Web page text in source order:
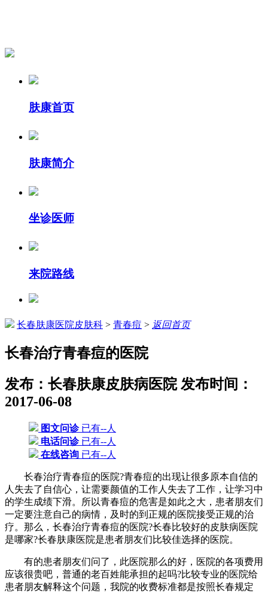
肤康首页
肤康简介
坐诊医师
来院路线
长春肤康医院皮肤科 > 青春痘 > 返回首页
长春治疗青春痘的医院
发布：长春肤康皮肤病医院发布时间：
2017-06-08
图文问诊已有--人
电话问诊已有--人
在线咨询 已有--人
长春治疗青春痘的医院?青春痘的出现让很多原本自信的
人失去了自信心，让需要颜值的工作人失去了工作，让学习中
的学生成绩下滑。所以青春痘的危害是如此之大，患者朋友们
一定要注意自己的病情，及时的到正规的医院接受正规的治
疗。那么，长春治疗青春痘的医院?长春比较好的皮肤病医院
是哪家?长春肤康医院是患者朋友们比较佳选择的医院。
有的患者朋友们问了，此医院那么的好，医院的各项费用
应该很贵吧，普通的老百姓能承担的起吗?比较专业的医院给
患者朋友解释这个问题，我院的收费标准都是按照长春规定